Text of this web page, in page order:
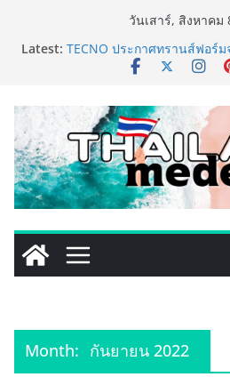
วันเสาร์, สิงหาคม
Latest: TECNO ประกาศทรานส์ฟอร์
แฟชั่นไอเท็ม เสิร์ฟใหญ่ปักหมุ
PIPPER STANDARD® เปิด
แห้งสัตว์เลี้ยง ชูนวัตกรรมพลัง
เลียขนได้ ปลอดภัย ไร้สารตก
เริ่มแล้ว! อ.ต.ก.แฟร์ 4 ภาค
ไทย สู่ใจกลางมหานคร” ชวน
คุณภาพจากทั่วไทย วันนี้ – 8 สิ
ททท. ประกาศความสำเร็จ
5 ผนึก 9 พันธมิตร ขับเคลื่อน
ราชปณิธาน สร้างคุณค่าการท่อ
เหิงลี่ แมนูแฟคเจอริ่ง เทคโน
แห่งใหม่ในชลบุรี เดินหน้าขย
Month: กันยายน 2022